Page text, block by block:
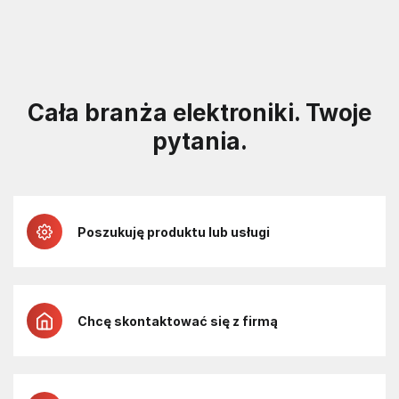
Cała branża elektroniki. Twoje
pytania.
Poszukuję produktu lub usługi
Chcę skontaktować się z firmą